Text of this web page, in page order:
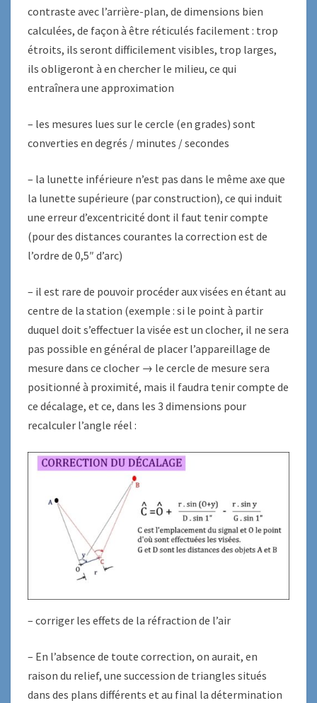
contraste avec l’arrière-plan, de dimensions bien
calculées, de façon à être réticulés facilement : trop
étroits, ils seront difficilement visibles, trop larges,
ils obligeront à en chercher le milieu, ce qui
entraînera une approximation
– les mesures lues sur le cercle (en grades) sont
converties en degrés / minutes / secondes
– la lunette inférieure n’est pas dans le même axe que
la lunette supérieure (par construction), ce qui induit
une erreur d’excentricité dont il faut tenir compte
(pour des distances courantes la correction est de
l’ordre de 0,5″ d’arc)
– il est rare de pouvoir procéder aux visées en étant au
centre de la station (exemple : si le point à partir
duquel doit s’effectuer la visée est un clocher, il ne sera
pas possible en général de placer l’appareillage de
mesure dans ce clocher → le cercle de mesure sera
positionné à proximité, mais il faudra tenir compte de
ce décalage, et ce, dans les 3 dimensions pour
recalculer l’angle réel :
– corriger les effets de la réfraction de l’air
– En l’absence de toute correction, on aurait, en
raison du relief, une succession de triangles situés
dans des plans différents et au final la détermination